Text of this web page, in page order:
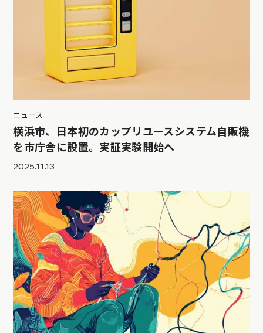
ニュース
横浜市、日本初のカップリユースシステム自販機
を市庁舎に設置。実証実験開始へ
2025.11.13